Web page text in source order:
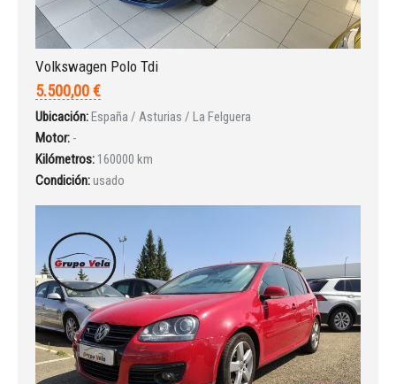
Volkswagen Polo Tdi
5.500,00 €
Ubicación:España / Asturias / La Felguera
Motor: -
Kilómetros: 160000 km
Condición:usado